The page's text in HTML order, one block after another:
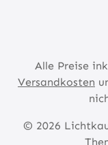
Alle Preise
Versandkosten
© 2026